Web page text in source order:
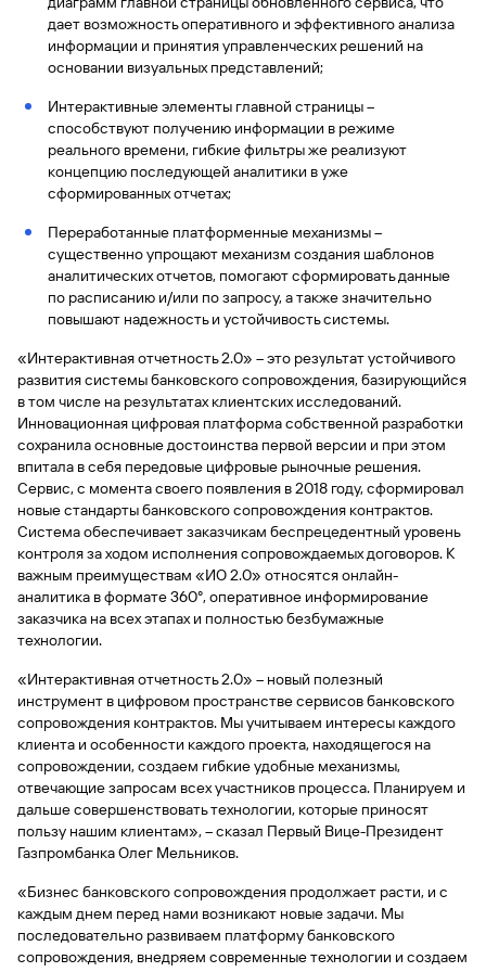
специальные
предложения
Бонус
«Плюс»
Информация
для
карт
Дополнительная
карта-стикер
Банки-
партнеры
Gazprom
Pay
Федеральный
закон №115-
ФЗ
Как не
попасться
мошенникам?
Помощь по
действующему
кредиту
Оформить
страхование
карты
онлайн
Оператор
электронных
денежных
средств
полезно
Часто
вопросы
Калькулятор
вкладов
Быстрый
поиск
по
сайту
Отчет о
кредитной
истории
Кредитный
Быстрый
поиск
по
сайту
Вклады
Открыть
брокерский
счет
Брокерское
обслуживание
Инвестиционные
продукты
доверительного
управления
Налоговый
вычет
Быстрый
поиск
по
сайту
Вклады
Отчет о
кредитной
истории
Станьте
партнером
Быстрый
по
сайту
Вклады
Кредитный
рейтинг
Отчет о
истории
партнером
Партнерам
Информация
партнеров
Быстрый
поиск
по
сайту
Вклады
Gazprom
Pay
Интернет-
Мобильное
GPB-
i-
Trade
GorodPay
Открыть
брокерский
счет
Брокер-
клиент
Дистанционные
сервисы
Стать
Газпромбанка
онлайн
Открытый
API
курсов
валют и
металлов
Быстрый
поиск
по
Отделения
банка
инкассация
с Moniron
касса 3 в 1 с
эквайрингом
Может
быть
115-ФЗ
для
малого
бизнеса
115-ФЗ
для
среднего
бизнеса
Офисы
обслуживания
юридических
лиц
Документы
для
открытия
Быстрый
поиск
по
сайту
Вклады
сервисы
«Копии
документов»
и «Справки»
Быстрый
поиск
по
сайту
Вклады
Курсы
валют
оплата
таможенных
платежей
Быстрый
поиск
по
сайту
Вклады
по
сайту
Вклады
сайту
Вклады
дает возможность оперативного и эффективного анализа
информации и принятия управленческих решений на
основании визуальных представлений;
Интерактивные элементы главной страницы –
способствуют получению информации в режиме
реального времени, гибкие фильтры же реализуют
концепцию последующей аналитики в уже
сформированных отчетах;
Переработанные платформенные механизмы –
существенно упрощают механизм создания шаблонов
аналитических отчетов, помогают сформировать данные
по расписанию и/или по запросу, а также значительно
повышают надежность и устойчивость системы.
«Интерактивная отчетность 2.0» – это результат устойчивого
развития системы банковского сопровождения, базирующийся
в том числе на результатах клиентских исследований.
Инновационная цифровая платформа собственной разработки
сохранила основные достоинства первой версии и при этом
впитала в себя передовые цифровые рыночные решения.
Сервис, с момента своего появления в 2018 году, сформировал
новые стандарты банковского сопровождения контрактов.
Система обеспечивает заказчикам беспрецедентный уровень
контроля за ходом исполнения сопровождаемых договоров. К
важным преимуществам «ИО 2.0» относятся онлайн-
аналитика в формате 360°, оперативное информирование
заказчика на всех этапах и полностью безбумажные
технологии.
«Интерактивная отчетность 2.0» – новый полезный
инструмент в цифровом пространстве сервисов банковского
сопровождения контрактов. Мы учитываем интересы каждого
клиента и особенности каждого проекта, находящегося на
сопровождении, создаем гибкие удобные механизмы,
отвечающие запросам всех участников процесса. Планируем и
дальше совершенствовать технологии, которые приносят
пользу нашим клиентам», – сказал Первый Вице-Президент
Газпромбанка Олег Мельников.
«Бизнес банковского сопровождения продолжает расти, и с
каждым днем перед нами возникают новые задачи. Мы
последовательно развиваем платформу банковского
сопровождения, внедряем современные технологии и создаем